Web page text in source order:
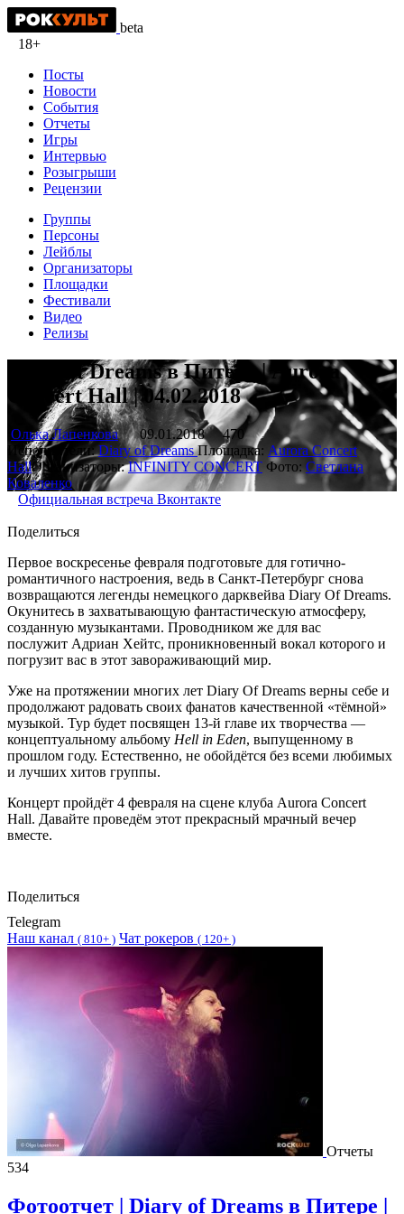
beta
18+
Посты
Новости
События
Отчеты
Игры
Интервью
Розыгрыши
Рецензии
Группы
Персоны
Лейблы
Организаторы
Площадки
Фестивали
Видео
Релизы
Diary of Dreams в Питере | Aurora
Concert Hall | 04.02.2018
Олька Лапенкова 09.01.2018
470
Исполнители:Diary of DreamsПлощадка: Aurora Concert
HallОрганизаторы:INFINITY CONCERT Фото: Светлана
Коваленко
Официальная встреча Вконтакте
Поделиться
Первое воскресенье февраля подготовьте для готично-
романтичного настроения, ведь в Санкт-Петербург снова
возвращаются легенды немецкого дарквейва Diary Of Dreams.
Окунитесь в захватывающую фантастическую атмосферу,
созданную музыкантами. Проводником же для вас
послужит Адриан Хейтс, проникновенный вокал которого и
погрузит вас в этот завораживающий мир.
Уже на протяжении многих лет Diary Of Dreams верны себе и
продолжают радовать своих фанатов качественной «тёмной»
музыкой. Тур будет посвящен 13-й главе их творчества —
концептуальному альбому Hell in Eden, выпущенному в
прошлом году. Естественно, не обойдётся без всеми любимых
и лучших хитов группы.
Концерт пройдёт 4 февраля на сцене клуба Aurora Concert
Hall. Давайте проведём этот прекрасный мрачный вечер
вместе.
Поделиться
Telegram
Наш канал ( 810+ ) Чат рокеров ( 120+ )
Отчеты
534
Фотоотчет | Diary of Dreams в Питере |